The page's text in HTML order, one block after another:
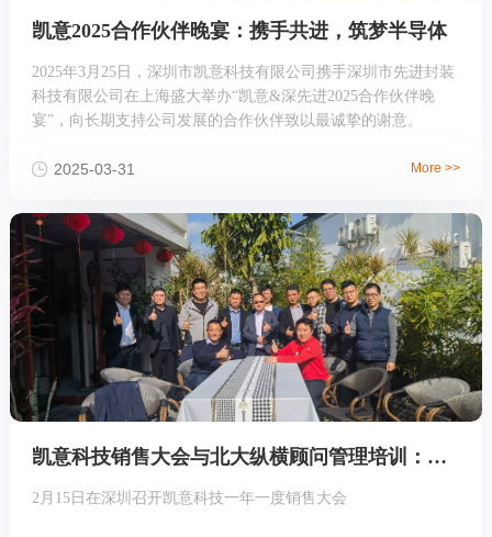
凯意2025合作伙伴晚宴：携手共进，筑梦半导体
2025年3月25日，深圳市凯意科技有限公司携手深圳市先进封装
科技有限公司在上海盛大举办“凯意&深先进2025合作伙伴晚
宴”，向长期支持公司发展的合作伙伴致以最诚挚的谢意。
2025-03-31 More >>
凯意科技销售大会与北大纵横顾问管理培训：共启销售新征程
2月15日在深圳召开凯意科技一年一度销售大会